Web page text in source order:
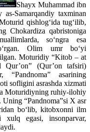
Shayx Muhammad ibn
Samarqandiy taxminan
qishlog‘ida tug‘ilib,
Chokardiza qabristoniga
so‘ngra esa
Olim umr bo‘yi
Moturidiy “Kitob – at
Qur’on” (Qur’on tafsiri)
“Pandnoma” asarining
sofligini asrashda xizmati
Moturidiyning ruhiy-ilohiy
“Pandnoma”si X asr
bo‘lib, kitobxonni ilm
xulq egasi, insonparvar,